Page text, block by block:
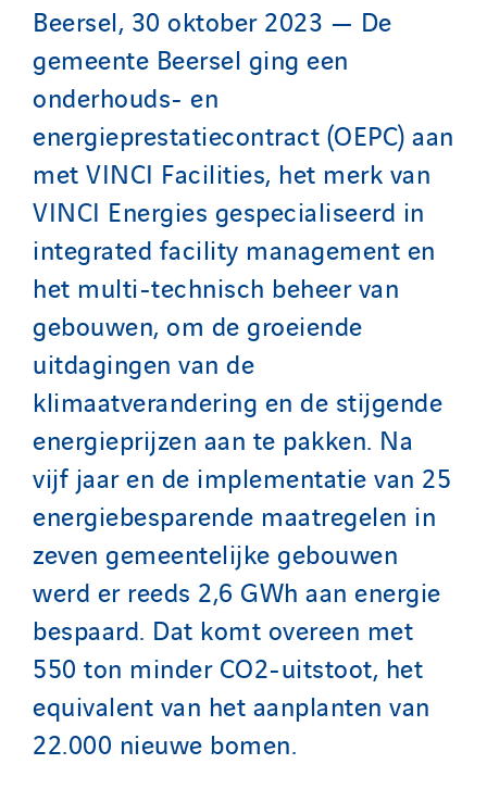
Beersel, 30 oktober 2023 — De
gemeente Beersel ging een
onderhouds- en
energieprestatiecontract (OEPC) aan
met VINCI Facilities, het merk van
VINCI Energies gespecialiseerd in
integrated facility management en
het multi-technisch beheer van
gebouwen, om de groeiende
uitdagingen van de
klimaatverandering en de stijgende
energieprijzen aan te pakken. Na
vijf jaar en de implementatie van 25
energiebesparende maatregelen in
zeven gemeentelijke gebouwen
werd er reeds 2,6 GWh aan energie
bespaard. Dat komt overeen met
550 ton minder CO2-uitstoot, het
equivalent van het aanplanten van
22.000 nieuwe bomen.